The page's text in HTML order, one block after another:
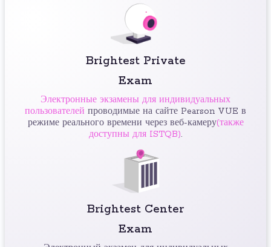
Brightest Private
Exam
Электронные экзамены для индивидуальных
пользователей проводимые на сайте Pearson VUE в
режиме реального времени через веб-камеру(также
доступны для ISTQB).
Brightest Center
Exam